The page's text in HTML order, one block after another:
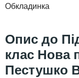
Обкладинка
клас Нова
Пестушко